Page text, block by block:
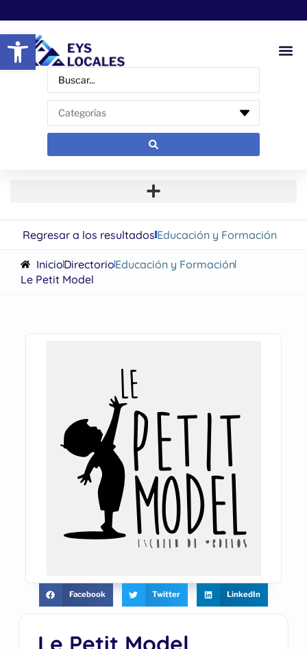
Abrir barra de herramientas
Regresar a los resultadosEducación y Formación
InicioDirectorioEducación y Formación
Le Petit Model
Le Petit Model
Facebook Twitter LinkedIn